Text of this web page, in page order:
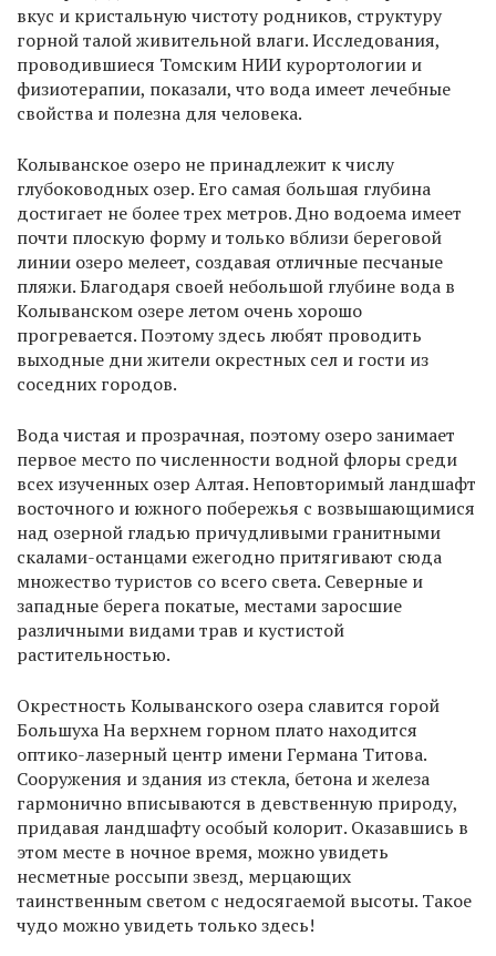
вкус и кристальную чистоту родников, структуру
горной талой живительной влаги. Исследования,
проводившиеся Томским НИИ курортологии и
физиотерапии, показали, что вода имеет лечебные
свойства и полезна для человека.
Колыванское озеро не принадлежит к числу
глубоководных озер. Его самая большая глубина
достигает не более трех метров. Дно водоема имеет
почти плоскую форму и только вблизи береговой
линии озеро мелеет, создавая отличные песчаные
пляжи. Благодаря своей небольшой глубине вода в
Колыванском озере летом очень хорошо
прогревается. Поэтому здесь любят проводить
выходные дни жители окрестных сел и гости из
соседних городов.
Вода чистая и прозрачная, поэтому озеро занимает
первое место по численности водной флоры среди
всех изученных озер Алтая. Неповторимый ландшафт
восточного и южного побережья с возвышающимися
над озерной гладью причудливыми гранитными
скалами-останцами ежегодно притягивают сюда
множество туристов со всего света. Северные и
западные берега покатые, местами заросшие
различными видами трав и кустистой
растительностью.
Окрестность Колыванского озера славится горой
Большуха На верхнем горном плато находится
оптико-лазерный центр имени Германа Титова.
Сооружения и здания из стекла, бетона и железа
гармонично вписываются в девственную природу,
придавая ландшафту особый колорит. Оказавшись в
этом месте в ночное время, можно увидеть
несметные россыпи звезд, мерцающих
таинственным светом с недосягаемой высоты. Такое
чудо можно увидеть только здесь!